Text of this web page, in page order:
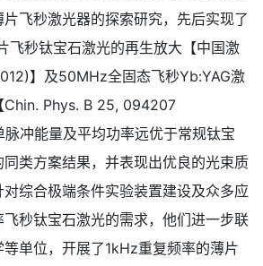
飞秒激光器的探索研究，先后实现了
飞秒钛宝石激光的再生放大【中国激
】及50MHz全固态飞秒Yb:YAG激
Chin. Phys. B 25, 094207
冲能量及平均功率远优于常规钛宝
类方案结果，并表现出优良的光束质
综合极端条件实验装置建设及众多应
秒钛宝石激光的需求，他们进一步联
单位，开展了1kHz重复频率的薄片